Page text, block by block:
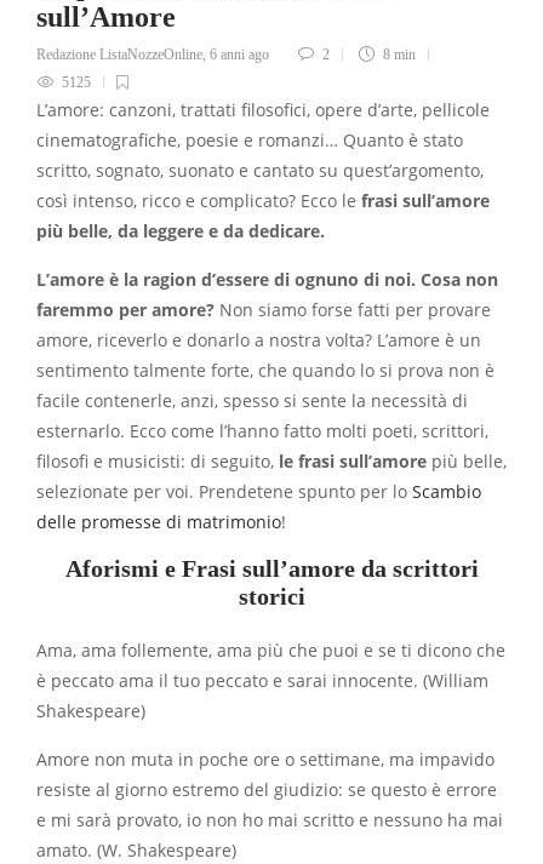
sull’Amore
Redazione ListaNozzeOnline, 6 anni ago 2
8 min
5125
L’amore: canzoni, trattati filosofici, opere d’arte, pellicole
cinematografiche, poesie e romanzi… Quanto è stato
scritto, sognato, suonato e cantato su quest’argomento,
così intenso, ricco e complicato? Ecco le frasi sull’amore
più belle, da leggere e da dedicare.
L’amore è la ragion d’essere di ognuno di noi. Cosa non
faremmo per amore? Non siamo forse fatti per provare
amore, riceverlo e donarlo a nostra volta? L’amore è un
sentimento talmente forte, che quando lo si prova non è
facile contenerle, anzi, spesso si sente la necessità di
esternarlo. Ecco come l’hanno fatto molti poeti, scrittori,
filosofi e musicisti: di seguito, le frasi sull’amore più belle,
selezionate per voi. Prendetene spunto per lo Scambio
delle promesse di matrimonio!
Aforismi e Frasi sull’amore da scrittori
storici
Ama, ama follemente, ama più che puoi e se ti dicono che
è peccato ama il tuo peccato e sarai innocente. (William
Shakespeare)
Amore non muta in poche ore o settimane, ma impavido
resiste al giorno estremo del giudizio: se questo è errore
e mi sarà provato, io non ho mai scritto e nessuno ha mai
amato. (W. Shakespeare)